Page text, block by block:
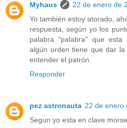
Myhaus
22 de enero de
Yo también estoy atorado,
respuesta, según yo los
palabra "palabra" que esta
algún orden tiene que dar
entender el patrón.
Responder
pez astronauta 22 de enero
Segun yo esta en clave